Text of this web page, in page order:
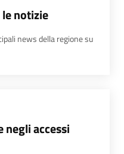
notizie
news della regione su
negli accessi